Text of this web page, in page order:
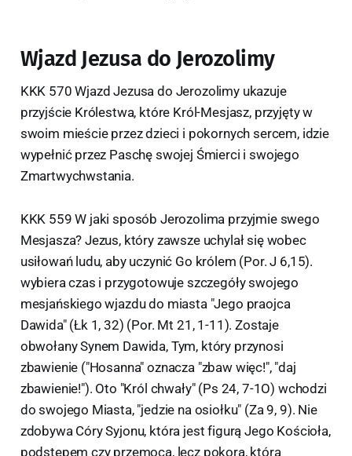
Wjazd Jezusa do Jerozolimy
KKK 570 Wjazd Jezusa do Jerozolimy ukazuje
przyjście Królestwa, które Król-Mesjasz, przyjęty w
swoim mieście przez dzieci i pokornych sercem, idzie
wypełnić przez Paschę swojej Śmierci i swojego
Zmartwychwstania.
KKK 559 W jaki sposób Jerozolima przyjmie swego
Mesjasza? Jezus, który zawsze uchylał się wobec
usiłowań ludu, aby uczynić Go królem (Por. J 6,15).
wybiera czas i przygotowuje szczegóły swojego
mesjańskiego wjazdu do miasta "Jego praojca
Dawida" (Łk 1, 32) (Por. Mt 21, 1-11). Zostaje
obwołany Synem Dawida, Tym, który przynosi
zbawienie ("Hosanna" oznacza "zbaw więc!", "daj
zbawienie!"). Oto "Król chwały" (Ps 24, 7-1O) wchodzi
do swojego Miasta, "jedzie na osiołku" (Za 9, 9). Nie
zdobywa Córy Syjonu, która jest figurą Jego Kościoła,
podstępem czy przemocą, lecz pokorą, która